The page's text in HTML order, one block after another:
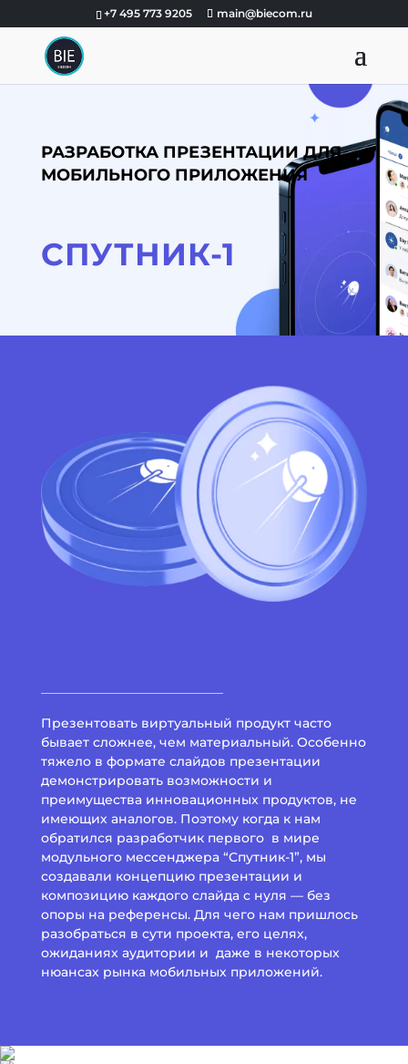
+7 495 773 9205 main@biecom.ru
РАЗРАБОТКА ПРЕЗЕНТАЦИИ ДЛЯ
МОБИЛЬНОГО ПРИЛОЖЕНИЯ
СПУТНИК-1
Презентовать виртуальный продукт часто
бывает сложнее, чем материальный. Особенно
тяжело в формате слайдов презентации
демонстрировать возможности и
преимущества инновационных продуктов, не
имеющих аналогов. Поэтому когда к нам
обратился разработчик первого в мире
модульного мессенджера “Спутник-1”, мы
создавали концепцию презентации и
композицию каждого слайда с нуля — без
опоры на референсы. Для чего нам пришлось
разобраться в сути проекта, его целях,
ожиданиях аудитории и даже в некоторых
нюансах рынка мобильных приложений.